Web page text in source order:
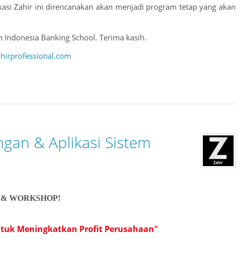
Zahir ini direncanakan akan menjadi program tetap yang akan
Banking School. Terima kasih.
& Aplikasi Sistem
WORKSHOP!
Meningkatkan Profit Perusahaan"